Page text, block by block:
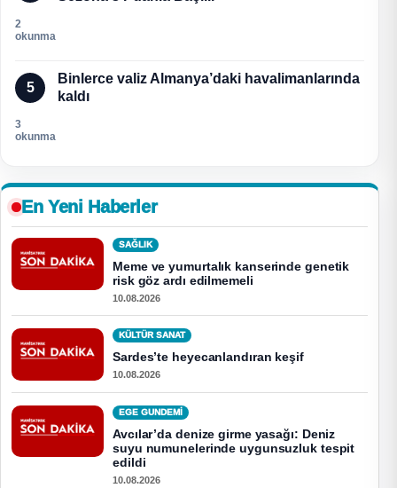
2
okunma
5
Binlerce valiz Almanya’daki havalimanlarında
kaldı
3
okunma
En Yeni Haberler
SAĞLIK
Meme ve yumurtalık kanserinde genetik
risk göz ardı edilmemeli
10.08.2026
KÜLTÜR SANAT
Sardes’te heyecanlandıran keşif
10.08.2026
EGE GUNDEMİ
Avcılar’da denize girme yasağı: Deniz
suyu numunelerinde uygunsuzluk tespit
edildi
10.08.2026